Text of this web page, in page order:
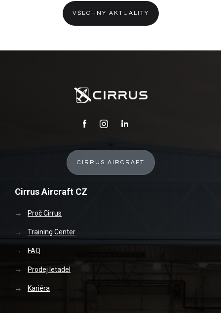
VŠECHNY AKTUALITY
CIRRUS AIRCRAFT
Cirrus Aircraft CZ
Proč Cirrus
Training Center
FAQ
Prodej letadel
Kariéra